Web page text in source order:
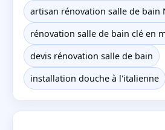
artisan rénovation salle de bain
rénovation salle de bain clé en
devis rénovation salle de bain
installation douche à l'italienne